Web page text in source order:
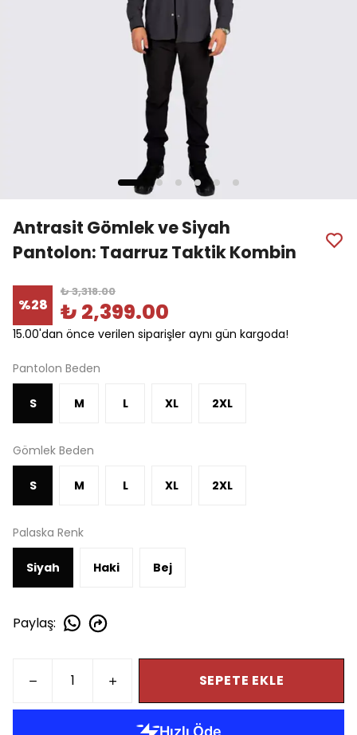
Antrasit Gömlek ve Siyah
Pantolon: Taarruz Taktik Kombin
%28
₺ 3,318.00
₺ 2,399.00
15.00'dan önce verilen siparişler aynı gün kargoda!
Pantolon Beden
S M L XL 2XL
Gömlek Beden
S M L XL 2XL
Palaska Renk
Siyah Haki Bej
Paylaş:
SEPETE EKLE